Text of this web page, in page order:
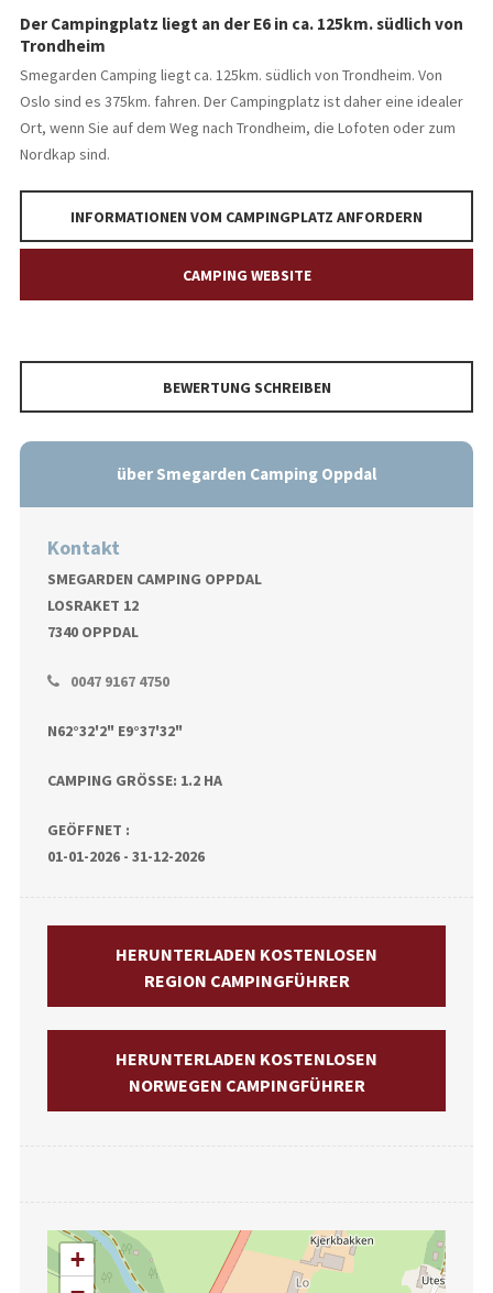
Der Campingplatz liegt an der E6 in ca. 125km. südlich von
Trondheim
Smegarden Camping liegt ca. 125km. südlich von Trondheim. Von
Oslo sind es 375km. fahren. Der Campingplatz ist daher eine idealer
Ort, wenn Sie auf dem Weg nach Trondheim, die Lofoten oder zum
Nordkap sind.
INFORMATIONEN VOM CAMPINGPLATZ ANFORDERN
CAMPING WEBSITE
BEWERTUNG SCHREIBEN
über Smegarden Camping Oppdal
Kontakt
SMEGARDEN CAMPING OPPDAL
LOSRAKET 12
7340 OPPDAL
0047 9167 4750
N62°32'2" E9°37'32"
CAMPING GRÖSSE: 1.2 HA
GEÖFFNET :
01-01-2026 - 31-12-2026
HERUNTERLADEN KOSTENLOSEN
REGION CAMPINGFÜHRER
HERUNTERLADEN KOSTENLOSEN
NORWEGEN CAMPINGFÜHRER
+